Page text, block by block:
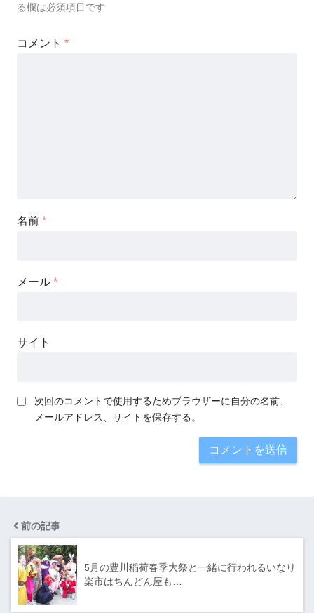
る欄は必須項目です
コメント *
名前 *
メール *
サイト
次回のコメントで使用するためブラウザーに自分の名前、
メールアドレス、サイトを保存する。
前の記事
5月の豊川稲荷春季大祭と一緒に行われるいなり
楽市はちんどん屋も…